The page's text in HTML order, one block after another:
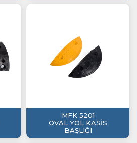
MFK 5201
OVAL YOL KASİS
BAŞLIĞI